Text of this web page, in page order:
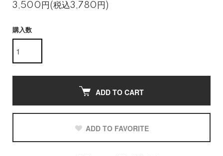
3,500円(税込3,780円)
購入数
ADD TO CART
ADD TO FAVORITE